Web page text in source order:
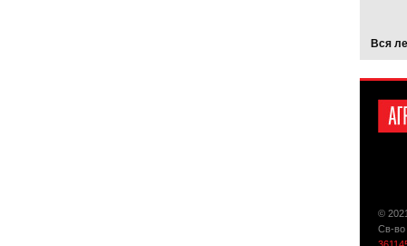
Вся
©
Св-во